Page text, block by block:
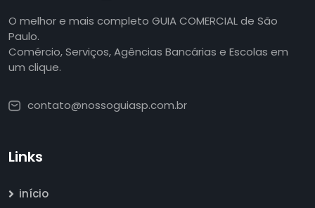
O melhor e mais completo GUIA COMERCIAL de São
Paulo.
Comércio, Serviços, Agências Bancárias e Escolas em
um clique.
contato@nossoguiasp.com.br
Links
início